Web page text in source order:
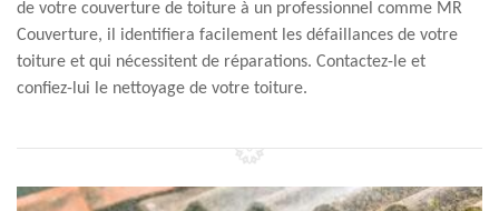
de votre couverture de toiture à un professionnel comme MR
Couverture, il identifiera facilement les défaillances de votre
toiture et qui nécessitent de réparations. Contactez-le et
confiez-lui le nettoyage de votre toiture.